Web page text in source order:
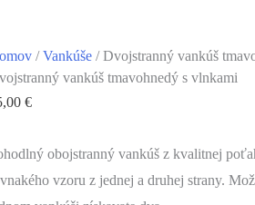
/Vankúše/ Dvojstranný vankúš
vankúš tmavohnedý s vlnkami
€
obojstranný vankúš z kvalitnej
vzoru z jednej a druhej strany.